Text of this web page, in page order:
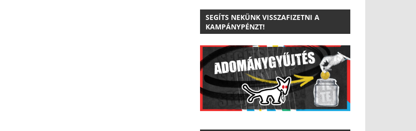
SEGÍTS NEKÜNK VISSZAFIZETNI A
KAMPÁNYPÉNZT!